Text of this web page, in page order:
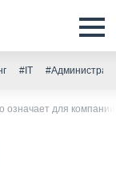
#IT
означает для